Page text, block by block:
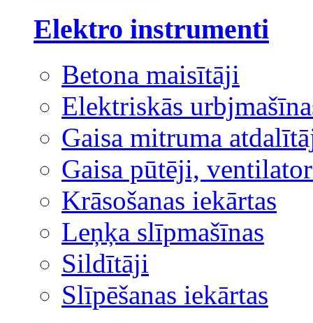
Elektro instrumenti
Betona maisītāji
Elektriskās
Gaisa mitruma
Gaisa pūtēji,
Krāsošanas iekārtas
Leņķa slīpmašīnas
Sildītāji
Slīpēšanas iekārtas